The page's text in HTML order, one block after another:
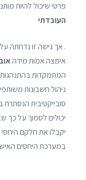
פרטי שיכול להיות
העובדתי
. אך גישה זו נדחתה
אימצה אמות מידה
המתמקדות בהתנהגות
ניהול חשבונות
סובייקטיבית הנסתרת
יכולים לסמוך על כך
יקבלו את חלקם
במערכת היחסים